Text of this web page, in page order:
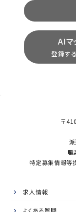
AIマ
登録す
〒
職
特定募集情報等
求人情報